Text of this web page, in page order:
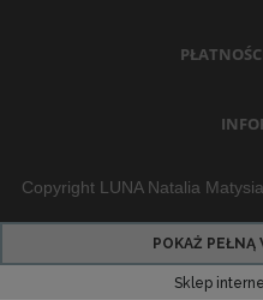
Copyright LUNA Natalia
POKAŻ PEŁNĄ
Sklep